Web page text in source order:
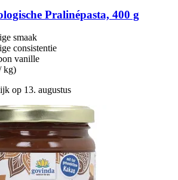
Pralinépasta, 400 g
smaak
consistentie
vanille
kg)
op 13. augustus